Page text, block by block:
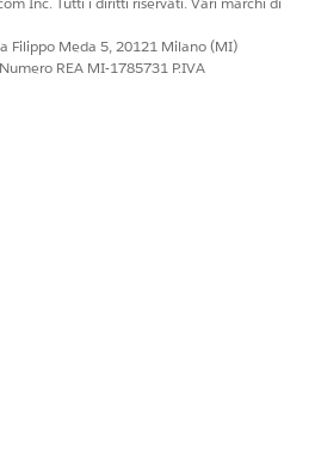
Filippo Meda 5, 20121 Milano (MI)
REA MI-1785731 P.IVA